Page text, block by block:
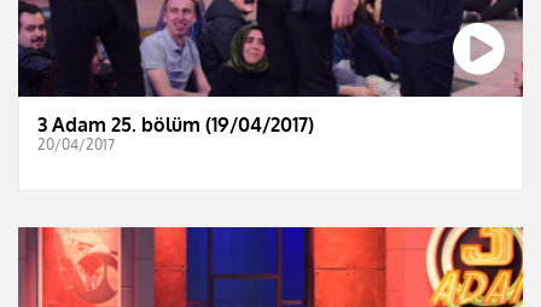
3 Adam 25. bölüm (19/04/2017)
20/04/2017